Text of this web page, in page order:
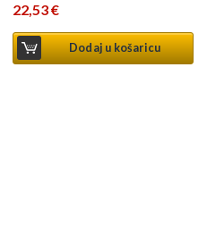
22,53€
Dodaj u košaricu